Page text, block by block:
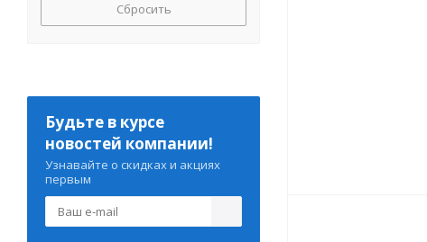
Сбросить
Будьте в курсе
новостей компании!
Узнавайте о скидках и акциях
первым